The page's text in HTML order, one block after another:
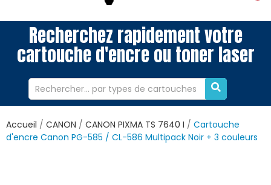
Recherchez rapidement votre
cartouche d'encre ou toner laser
Accueil CANON CANON PIXMA TS 7640 I
Cartouche
d'encre Canon PG-585 / CL-586 Multipack Noir + 3 couleurs